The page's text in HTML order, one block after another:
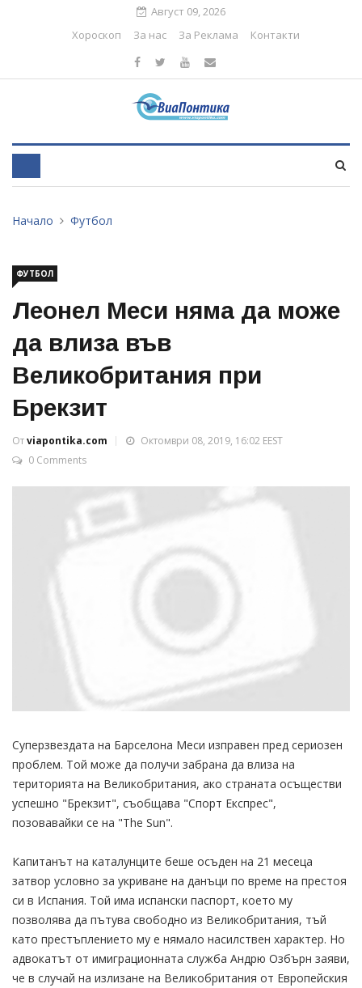
Август 09, 2026
Хороскоп
За нас За Реклама Контакти
Начало Футбол
ФУТБОЛ
Леонел Меси няма да може
да влиза във
Великобритания при
Брекзит
Отviapontika.com
Октомври 08, 2019, 16:02 EEST
0 Comments
Суперзвездата на Барселона Меси изправен пред сериозен
проблем. Той може да получи забрана да влиза на
територията на Великобритания, ако страната осъществи
успешно "Брекзит", съобщава "Спорт Експрес",
позовавайки се на "The Sun".
Капитанът на каталунците беше осъден на 21 месеца
затвор условно за укриване на данъци по време на престоя
си в Испания. Той има испански паспорт, което му
позволява да пътува свободно из Великобритания, тъй
като престъплението му е нямало насилствен характер. Но
адвокатът от имиграционната служба Андрю Озбърн заяви,
че в случай на излизане на Великобритания от Европейския